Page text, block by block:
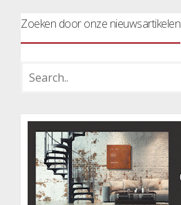
Zoeken door onze nieuwsartikelen